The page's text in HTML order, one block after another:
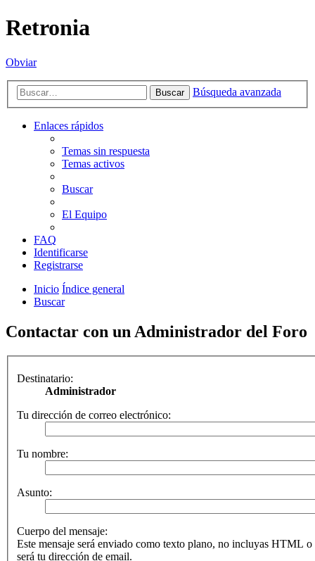
Retronia
Obviar
Buscar Búsqueda avanzada
Enlaces rápidos
Temas sin respuesta
Temas activos
Buscar
El Equipo
FAQ
Identificarse
Registrarse
Inicio Índice general
Buscar
Contactar con un Administrador del Foro
Destinatario:
Administrador
Tu dirección de correo electrónico:
Tu nombre:
Asunto:
Cuerpo del mensaje:
Este mensaje será enviado como texto plano, no incluyas HTML
será tu dirección de email.